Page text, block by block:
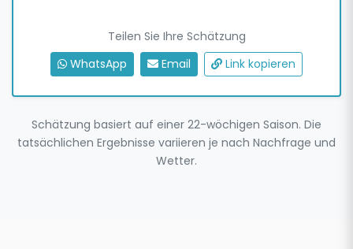
Teilen Sie Ihre Schätzung
WhatsApp
Email Link kopieren
Schätzung basiert auf einer 22-wöchigen Saison. Die
tatsächlichen Ergebnisse variieren je nach Nachfrage und
Wetter.